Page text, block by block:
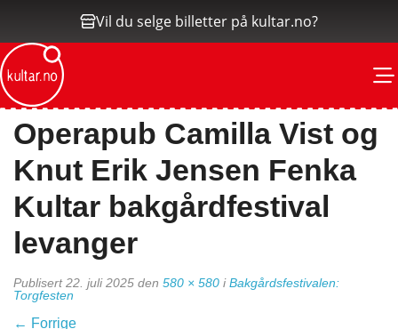
Vil du selge billetter på kultar.no?
Operapub Camilla Vist og
Knut Erik Jensen Fenka
Kultar bakgårdfestival
levanger
Publisert22. juli 2025 den 580 × 580 iBakgårdsfestivalen:
Torgfesten
← Forrige